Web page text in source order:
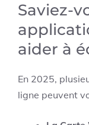
Saviez-
aider à
En 2025,
ligne peuvent